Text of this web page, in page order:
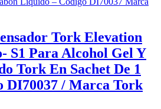
Tork Elevation
S1 Para Alcohol Gel Y
Tork En Sachet De 1
DI70037 / Marca Tork